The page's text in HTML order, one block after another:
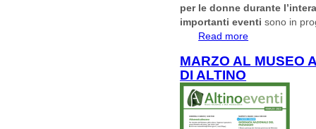
per le donne durante
importanti eventisono in
Read more
MARZO AL MUSEO
DI ALTINO